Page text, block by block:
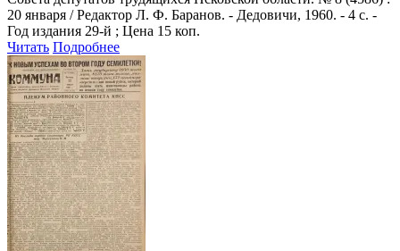
20 января / Редактор Л. Ф. Баранов. - Дедовичи, 1960. - 4 с. -
Год издания 29-й ; Цена 15 коп.
Читать Подробнее